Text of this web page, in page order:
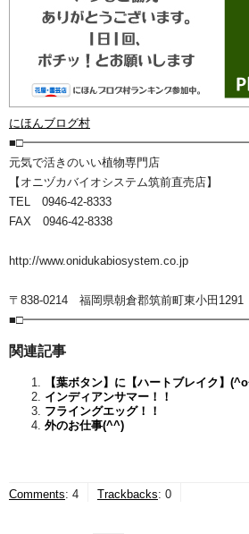
にほんブログ村
元気で活きのいい植物専門店
【オニヅカバイオシステム筑前直売店】
TEL 0946-42-8333
FAX 0946-42-8338
http://www.onidukabiosystem.co.jp
〒838-0214 福岡県朝倉郡筑前町東小田1291
関連記事
【葉ボタン】に【ハートブレイク】
インディアンサマー！！
フライングエッグ！！
外のお仕事(^^)
Comments: 4 Trackbacks: 0